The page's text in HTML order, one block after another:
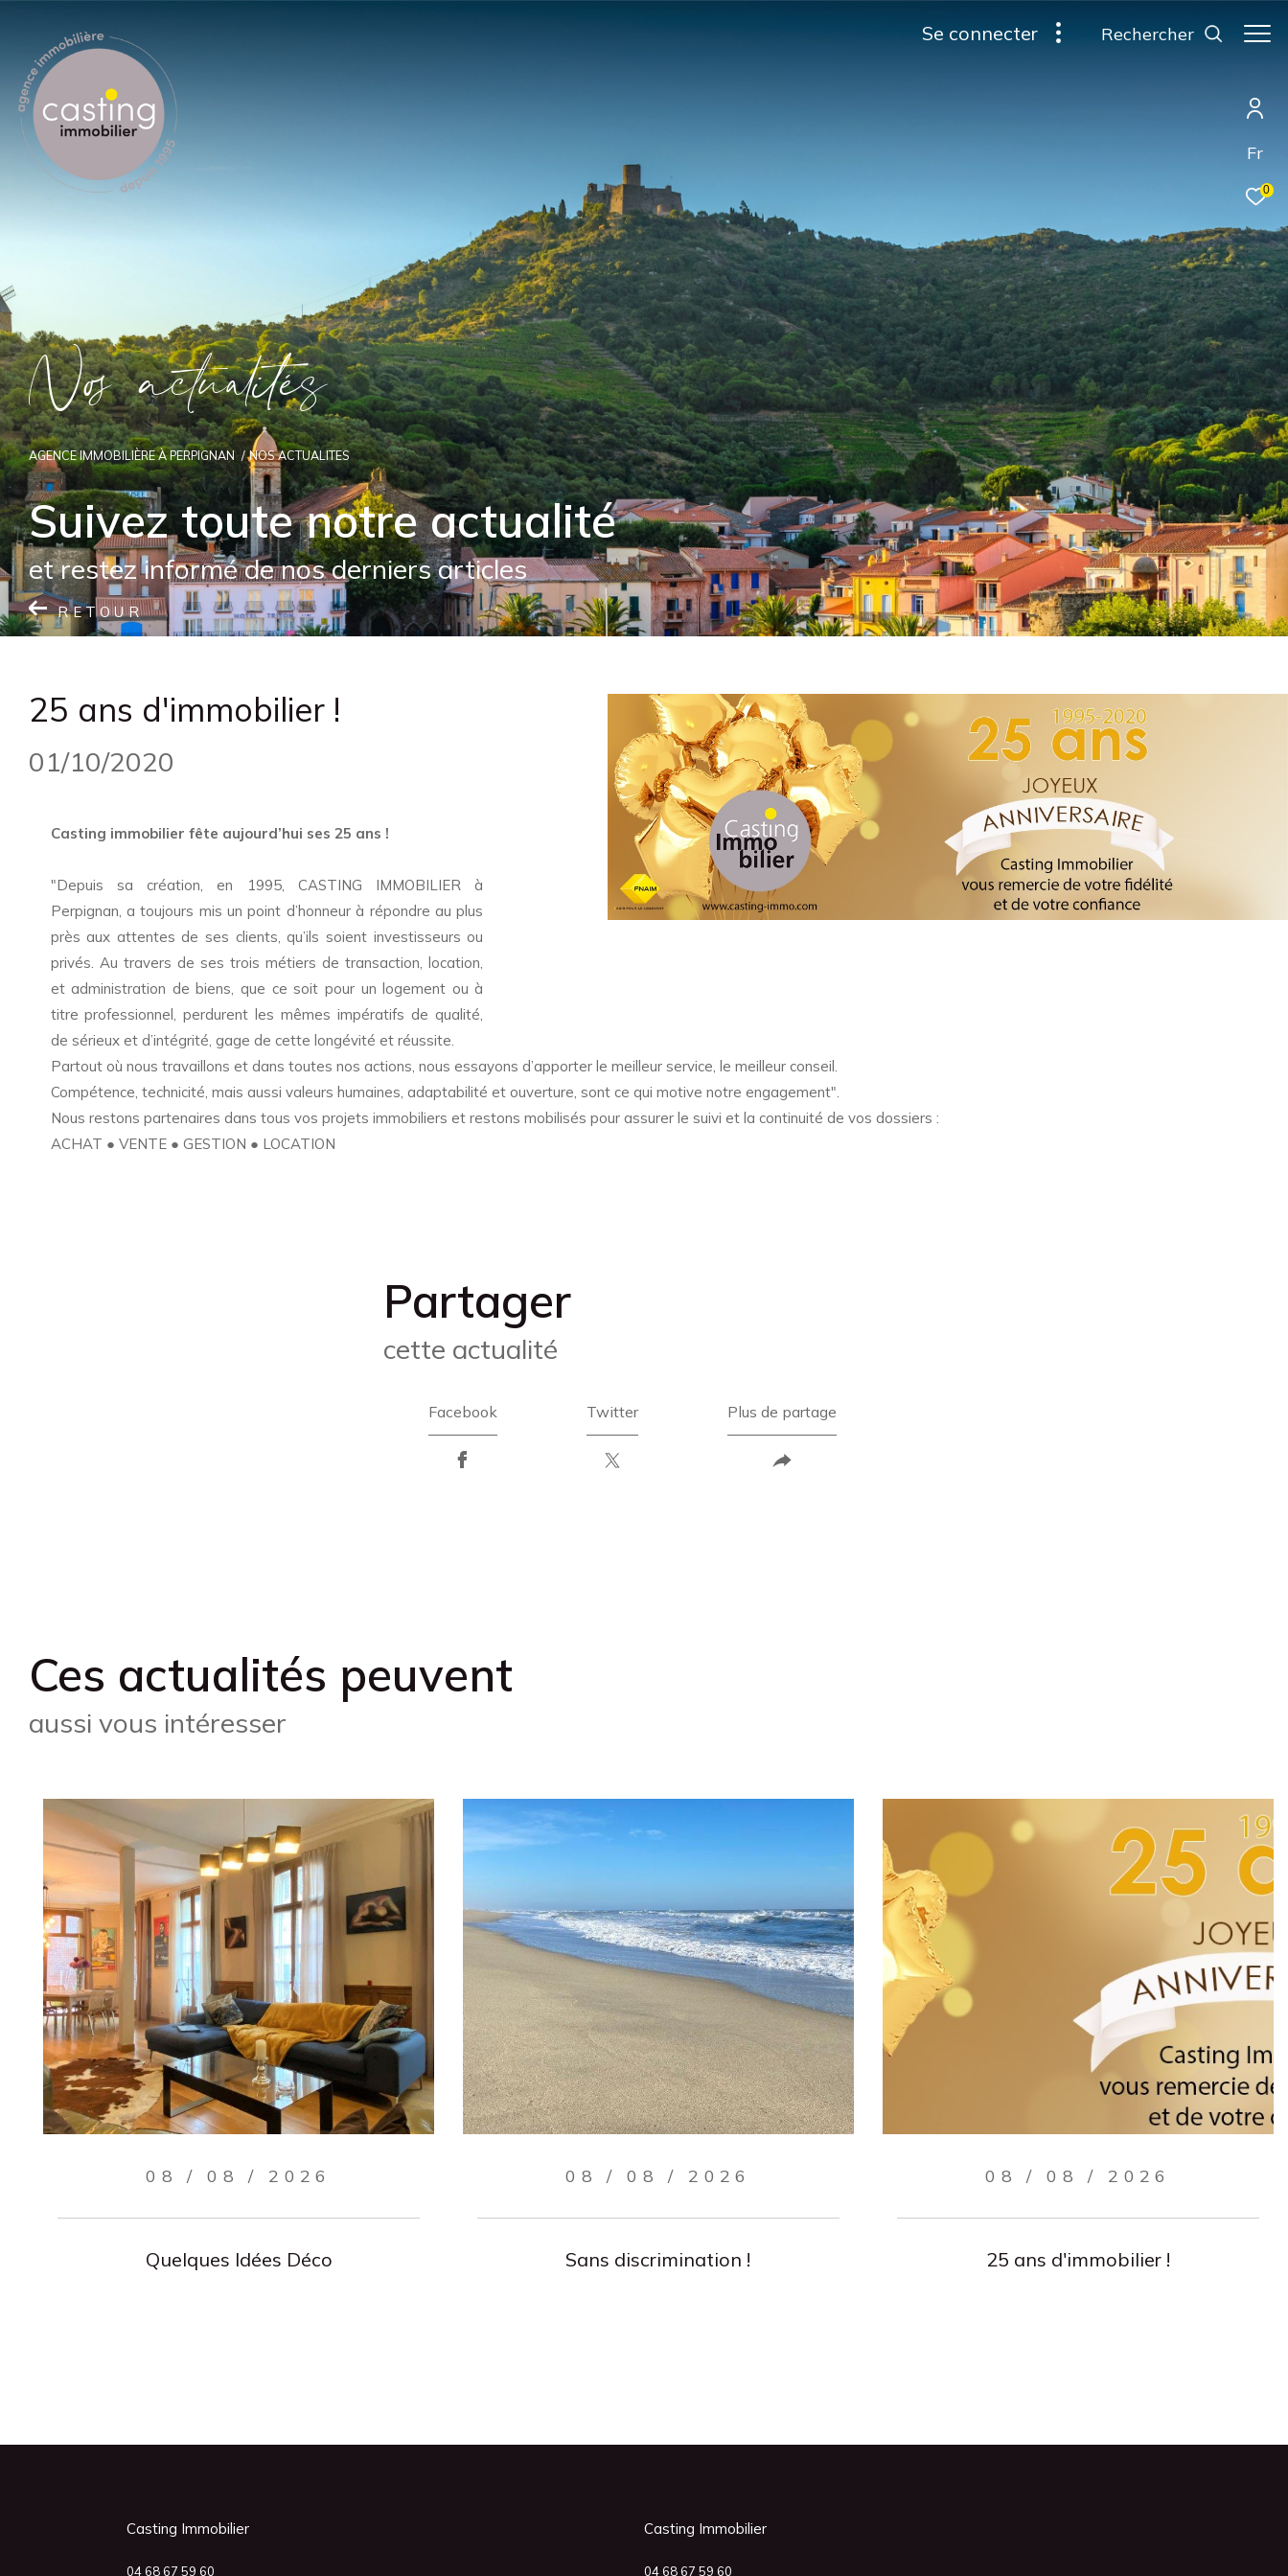
Fr
0
se connecter rechercher
No actuaiés
AGENCE IMMOBILIÈRE À PERPIGNAN NOS ACTUALITES
Suivez toute notre actualité
et restez informé de nos derniers articles
RETOUR
25 ans d'immobilier !
01/10/2020
Casting immobilier fête aujourd’hui ses 25 ans !
"Depuis sa création, en 1995, CASTING IMMOBILIER à
Perpignan, a toujours mis un point d’honneur à répondre au plus
près aux attentes de ses clients, qu’ils soient investisseurs ou
privés. Au travers de ses trois métiers de transaction, location,
et administration de biens, que ce soit pour un logement ou à
titre professionnel, perdurent les mêmes impératifs de qualité,
de sérieux et d’intégrité, gage de cette longévité et réussite.
Partout où nous travaillons et dans toutes nos actions, nous essayons d’apporter le meilleur service, le meilleur conseil.
Compétence, technicité, mais aussi valeurs humaines, adaptabilité et ouverture, sont ce qui motive notre engagement".
Nous restons partenaires dans tous vos projets immobiliers et restons mobilisés pour assurer le suivi et la continuité de vos dossiers :
ACHAT ● VENTE ● GESTION ● LOCATION
Partager
cette actualité
Facebook Twitter Plus de partage
Ces actualités peuvent
aussi vous intéresser
08 / 08 / 2026
Quelques Idées Déco
08 / 08 / 2026
Sans discrimination !
08 / 08 / 2026
25 ans d'immobilier !
Casting Immobilier
04 68 67 59 60
Casting Immobilier
04 68 67 59 60